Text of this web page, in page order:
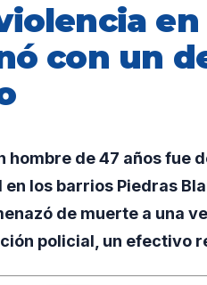
con un
hombre de 47 años
los barrios Piedras
de muerte a una
policial, un efectivo